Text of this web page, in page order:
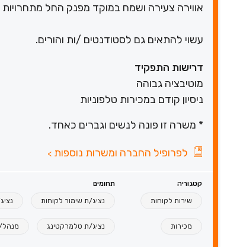
אווירה צעירה ושמח במוקד מפנק החל מתחרויות
עשוי להתאים גם לסטודנטים /ות והורים.
דרישות התפקיד
מוטיבציה גבוהה
ניסיון קודם במכירות טלפוניות
* משרה זו פונה לנשים וגברים כאחד.
לפרופיל החברה ומשרות נוספות >
קטגוריה תחומים
שירות לקוחות נציג/ת שימור לקוחות
מכירות נציג/ת טלמרקטינג